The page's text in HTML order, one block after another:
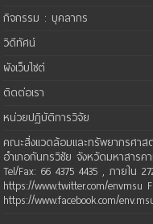
กิจกรรม : บุคลากร
วิดีทัศน์
ผังเว็บไซต์
ติดต่อเรา
หน่วยปฏิบัติการวิจัย
คณะสิ่งแวดล้อมและทรัพยากรศา
อำเภอกันทรวิชัย จังหวัดมหาสาร
Tel/Fax: 66 4375 4435 , ภายใน
https://www.twitter.com/envmsu
https://www.facebook.com/